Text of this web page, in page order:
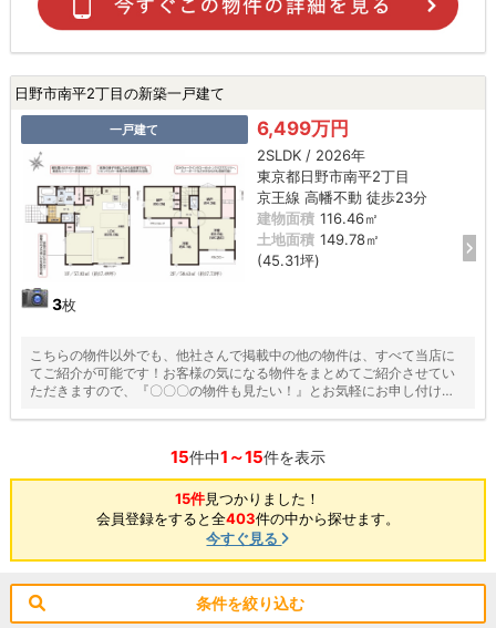
日野市南平2丁目の新築一戸建て
一戸建て
3枚
6,499万円
2SLDK / 2026年
東京都日野市南平2丁目
京王線 高幡不動 徒歩23分
建物面積 116.46㎡
土地面積 149.78㎡
(45.31坪)
こちらの物件以外でも、他社さんで掲載中の他の物件は、すべて当店に
てご紹介が可能です！お客様の気になる物件をまとめてご紹介させてい
ただきますので、『〇〇〇の物件も見たい！』とお気軽にお申し付けく
15件中1～15件を表示
15件見つかりました！
会員登録をすると全403件の中から探せます。
今すぐ見る
条件を絞り込む